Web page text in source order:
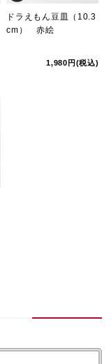
ドラえもん豆皿（10.3
cm） 赤絵
1,980円(税込)